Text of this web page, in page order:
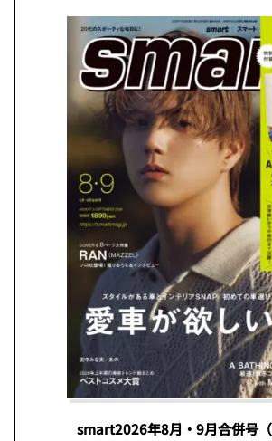
smart2026年8月・9月合併号（